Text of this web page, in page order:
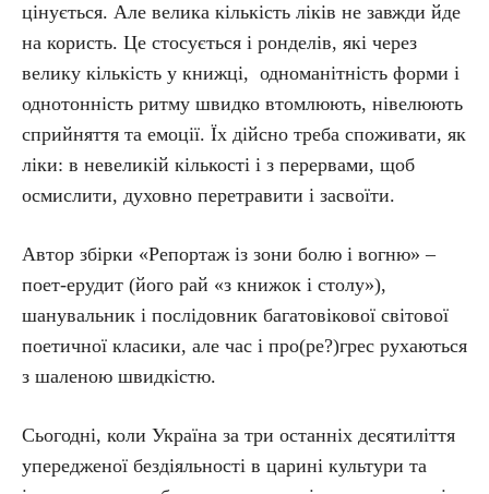
цінується. Але велика кількість ліків не завжди йде
на користь. Це стосується і ронделів, які через
велику кількість у книжці, одноманітність форми і
однотонність ритму швидко втомлюють, нівелюють
сприйняття та емоції. Їх дійсно треба споживати, як
ліки: в невеликій кількості і з перервами, щоб
осмислити, духовно перетравити і засвоїти.
Автор збірки «Репортаж із зони болю і вогню» –
поет-ерудит (його рай «з книжок і столу»),
шанувальник і послідовник багатовікової світової
поетичної класики, але час і про(ре?)грес рухаються
з шаленою швидкістю.
Сьогодні, коли Україна за три останніх десятиліття
упередженої бездіяльності в царині культури та